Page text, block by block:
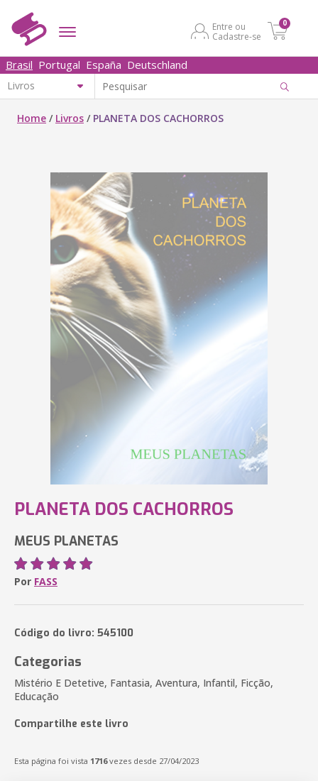
Entre ou
Cadastre-se
0
Brasil Portugal España Deutschland
Home / Livros / PLANETA DOS CACHORROS
PLANETA DOS CACHORROS
MEUS PLANETAS
Por FASS
Código do livro: 545100
Categorias
Mistério E Detetive, Fantasia, Aventura, Infantil, Ficção,
Educação
Compartilhe este livro
Esta página foi vista 1716vezes desde 27/04/2023